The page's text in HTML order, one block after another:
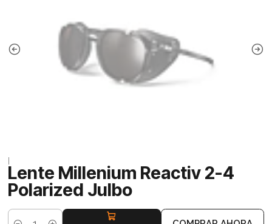
Lente Millenium Reactiv 2-4
Polarized Julbo